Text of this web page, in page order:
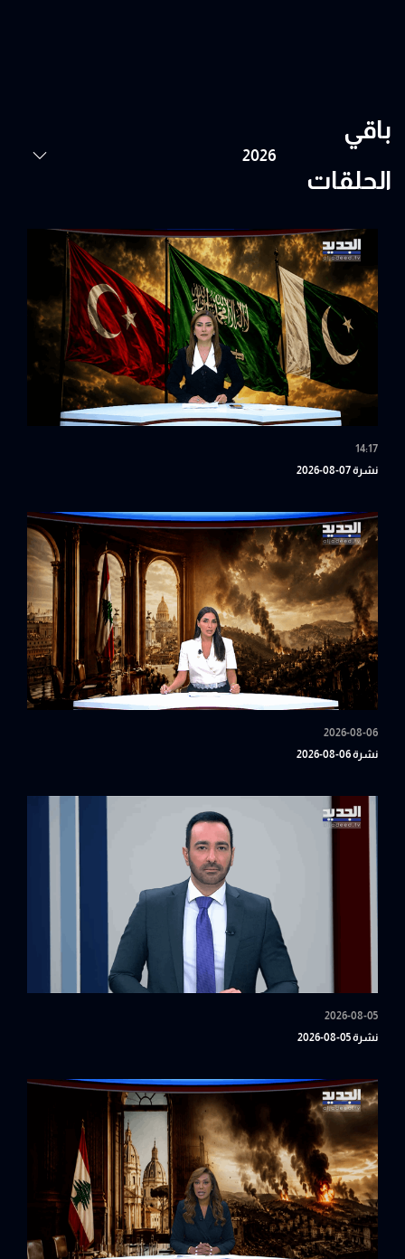
باقي
الحلقات
14:17
نشرة 07-08-2026
2026-08-06
نشرة 06-08-2026
2026-08-05
نشرة 05-08-2026